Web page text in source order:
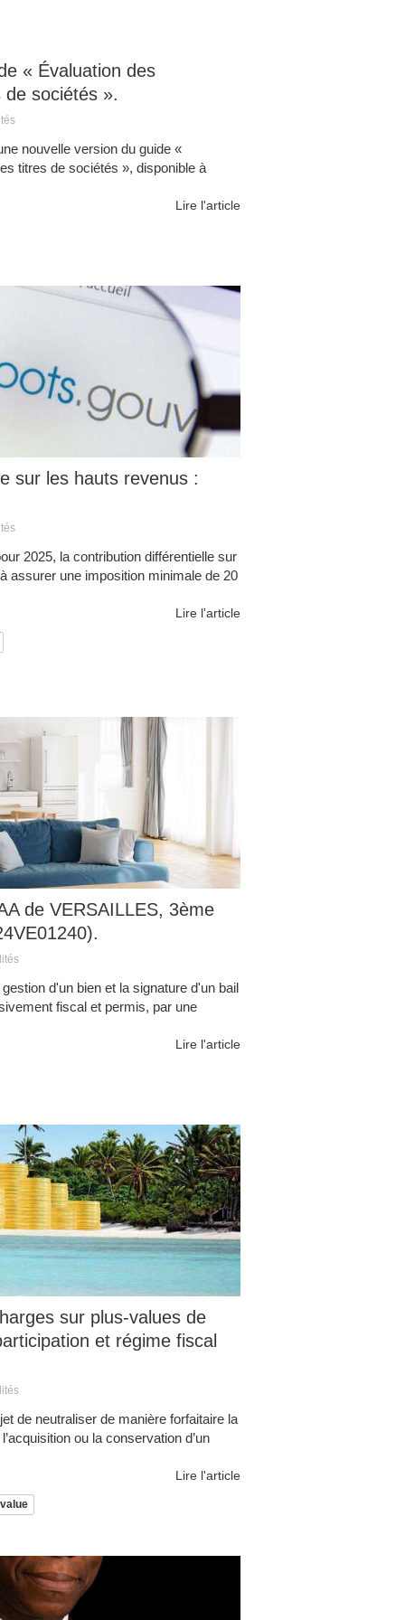
« Évaluation des
sociétés ».
nouvelle version du guide «
titres de sociétés », disponible à
Lire l'article
sur les hauts revenus :
2025, la contribution différentielle sur
assurer une imposition minimale de 20
Lire l'article
de VERSAILLES, 3ème
d'un bien et la signature d'un bail
fiscal et permis, par une
Lire l'article
sur plus-values de
et régime fiscal
de neutraliser de manière forfaitaire la
ou la conservation d’un
Lire l'article